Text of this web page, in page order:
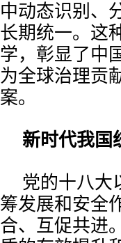
中动态识别、
长期统一。这
学，彰显了中
为全球治理贡
案。
新时代我国
党的十八大
筹发展和安全
合、互促共进